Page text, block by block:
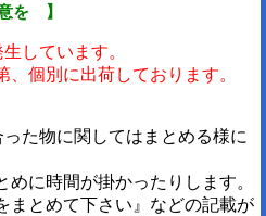
を 】
しています。
個別に出荷しております。
た物に関してはまとめる様に
に時間が掛かったりします。
まとめて下さい』などの記載が